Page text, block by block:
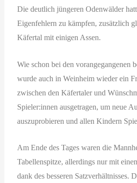
Die deutlich jüngeren Odenwälder
Eigenfehlern zu kämpfen, zusätzlich
Käfertal mit einigen Assen.
Wie schon bei den vorangegangenen
wurde auch in Weinheim wieder ein
zwischen den Käfertaler und
Spieler:innen ausgetragen, um neue
auszuprobieren und allen Kindern
Am Ende des Tages waren die
Tabellenspitze, allerdings nur mit
dank des besseren Satzverhältnisses.